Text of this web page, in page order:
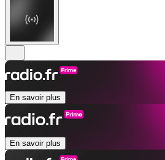
En savoir plus
En savoir plus